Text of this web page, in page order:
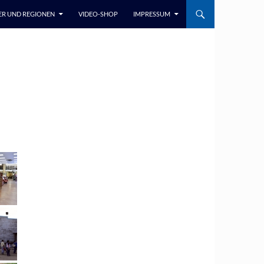
UND REGIONEN VIDEO-SHOP IMPRESSUM